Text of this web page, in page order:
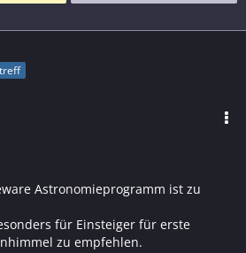
Astronomieprogramm ist zu
für Einsteiger für erste
zu empfehlen.